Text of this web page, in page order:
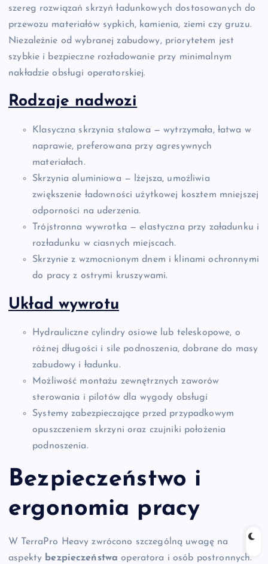
szereg rozwiązań skrzyń ładunkowych dostosowanych do
przewozu materiałów sypkich, kamienia, ziemi czy gruzu.
Niezależnie od wybranej zabudowy, priorytetem jest
szybkie i bezpieczne rozładowanie przy minimalnym
nakładzie obsługi operatorskiej.
Rodzaje nadwozi
Klasyczna skrzynia stalowa — wytrzymała, łatwa w
naprawie, preferowana przy agresywnych
materiałach.
Skrzynia aluminiowa — lżejsza, umożliwia
zwiększenie ładowności użytkowej kosztem mniejszej
odporności na uderzenia.
Trójstronna wywrotka — elastyczna przy załadunku i
rozładunku w ciasnych miejscach.
Skrzynie z wzmocnionym dnem i klinami ochronnymi
do pracy z ostrymi kruszywami.
Układ wywrotu
Hydrauliczne cylindry osiowe lub teleskopowe, o
różnej długości i sile podnoszenia, dobrane do masy
zabudowy i ładunku.
Możliwość montażu zewnętrznych zaworów
sterowania i pilotów dla wygody obsługi
Systemy zabezpieczające przed przypadkowym
opuszczeniem skrzyni oraz czujniki położenia
podnoszenia.
Bezpieczeństwo i
ergonomia pracy
W TerraPro Heavy zwrócono szczególną uwagę na
aspekty bezpieczeństwa operatora i osób postronnych.